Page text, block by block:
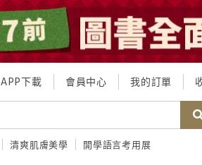
APP下載 會員中心 我的訂單
清爽肌膚美學 開學語言考用展